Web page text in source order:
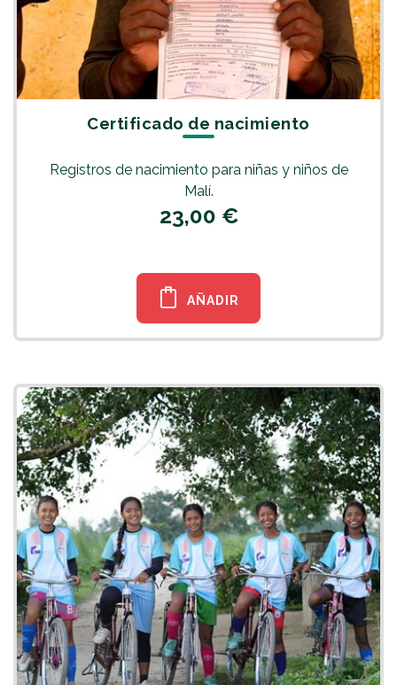
Certificado de nacimiento
Registros de nacimiento para niñas y niños de
Malí.
23,00 €
AÑADIR